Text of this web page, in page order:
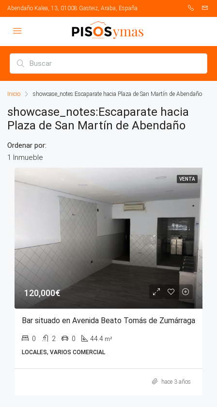
Abendaño Kalea, 13, 01008 Gasteiz, Araba, España
Inicio showcase_notes:Escaparate hacia Plaza de San Martín de Abendaño
showcase_notes:Escaparate hacia
Plaza de San Martín de Abendaño
1 Inmueble
Ordenar por:
VENTA
120,000€
Bar situado en Avenida Beato Tomás de Zumárraga
0 2 0 44.4 m²
LOCALES, VARIOS COMERCIAL
hace 3 años